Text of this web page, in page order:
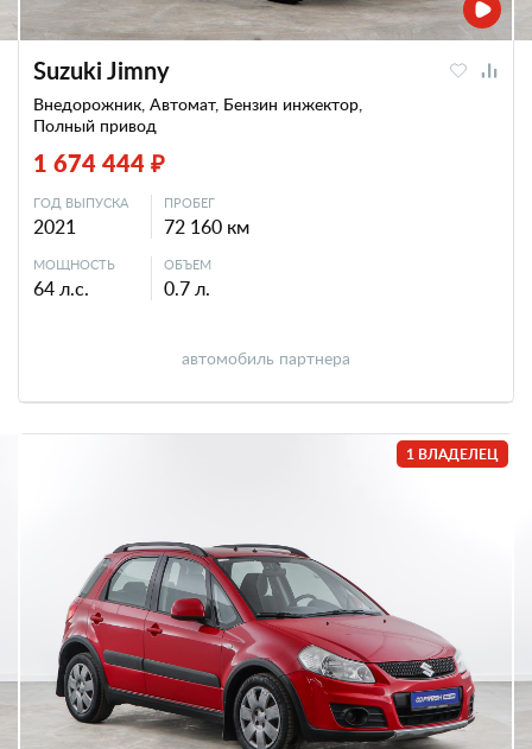
Suzuki Jimny
Внедорожник, Автомат, Бензин инжектор,
Полный привод
1 674 444 ₽
ГОД ВЫПУСКА
2021
ПРОБЕГ
72 160 км
МОЩНОСТЬ
64 л.с.
ОБЪЕМ
0.7 л.
автомобиль партнера
1 ВЛАДЕЛЕЦ